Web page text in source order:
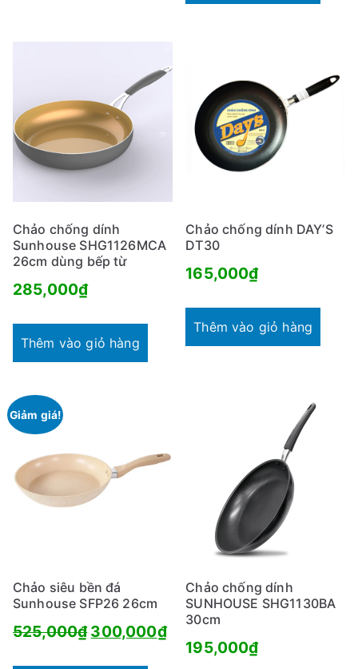
Chảo chống dính
Sunhouse SHG1126MCA
26cm dùng bếp từ
285,000₫
Thêm vào giỏ hàng
Chảo chống dính DAY’S
DT30
165,000₫
Thêm vào giỏ hàng
Giảm giá!
Chảo siêu bền đá
Sunhouse SFP26 26cm
525,000₫Giá
300,000₫Giá
hiện
Chảo chống dính
SUNHOUSE SHG1130BA
30cm
195,000₫